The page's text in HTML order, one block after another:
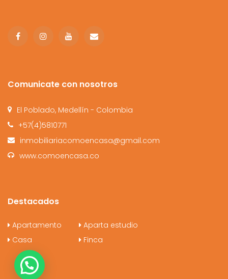
Comunicate con nosotros
El Poblado, Medellín - Colombia
+57(4)5810771
inmobiliariacomoencasa@gmail.com
www.comoencasa.co
Destacados
Apartamento
Aparta estudio
Casa
Finca